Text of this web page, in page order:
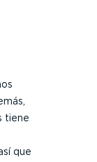
tiene
que